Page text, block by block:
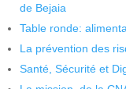
de Bejaia
Table ronde:
La prévention des
Santé, Sécurité et